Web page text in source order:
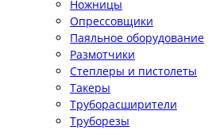
Ножницы
Опрессовщики
Паяльное оборудование
Размотчики
Степлеры и пистолеты
Такеры
Труборасширители
Труборезы